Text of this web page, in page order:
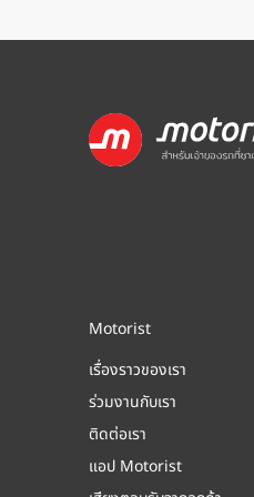
Motorist
เรื่องราวของเรา
ร่วมงานกับเรา
ติดต่อเรา
แอป Motorist